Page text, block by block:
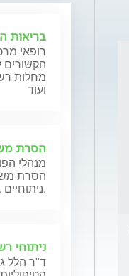
בריאות
רופאי
הקשורים
מחלות
ועוד
הסרת
מנהלי
הסרת
ניתוחיים במגוון שיטות.
ניתוחי
ד"ר הלל